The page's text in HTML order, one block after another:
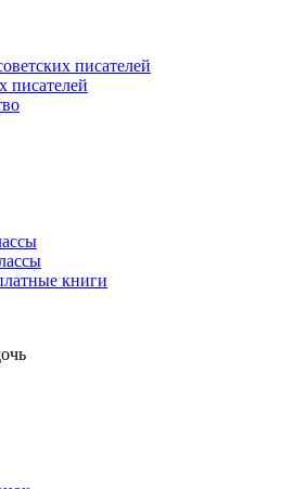
писателей
писателей
книги